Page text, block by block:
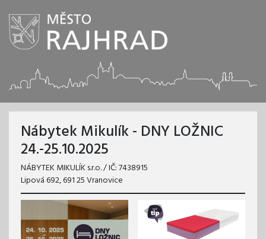
Nábytek Mikulík - DNY LOŽNIC
24.-25.10.2025
NÁBYTEK MIKULÍK s.r.o. / IČ: 7438915
Lipová 692, 691 25 Vranovice